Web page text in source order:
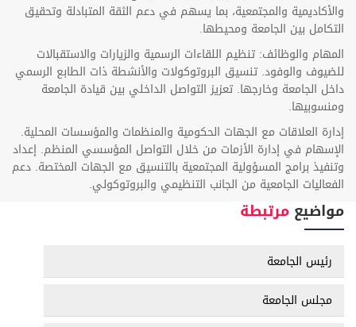
والأكاديمية والمجتمعية، بما يسهم في دعم الثقة المتبادلة وتحقيق
التكامل بين الجامعة ومحيطها.
المهام والوظائف: تنظيم اللقاءات الرسمية والزيارات والاستقبالات
للضيوف والوفود. تنسيق البروتوكولات والأنشطة ذات الطابع الرسمي
داخل الجامعة وخارجها. تعزيز التواصل الداخلي بين قيادة الجامعة
ومنسوبيها.
إدارة العلاقات مع الجهات الحكومية والمنظمات والمؤسسات المحلية.
الإسهام في إدارة الأزمات من خلال التواصل المؤسسي المنظم. إعداد
وتنفيذ برامج المسؤولية المجتمعية بالتنسيق مع الجهات المختصة. دعم
الفعاليات الجامعية من الجانب التنظيمي والبروتوكولي.
مواضيع مرتبطة
رئيس الجامعة
مجلس الجامعة